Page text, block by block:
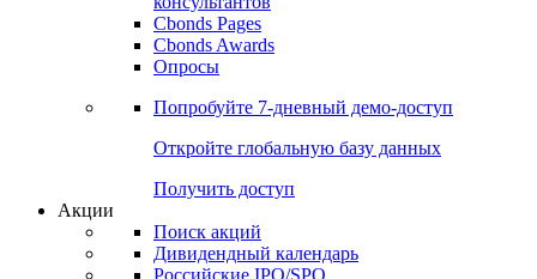
Cbonds Pages
Cbonds Awards
Опросы
Попробуйте 7-дневный демо-доступ
Откройте глобальную базу данных
Получить доступ
Акции
Поиск акций
Дивидендный календарь
Российские IPO/SPO